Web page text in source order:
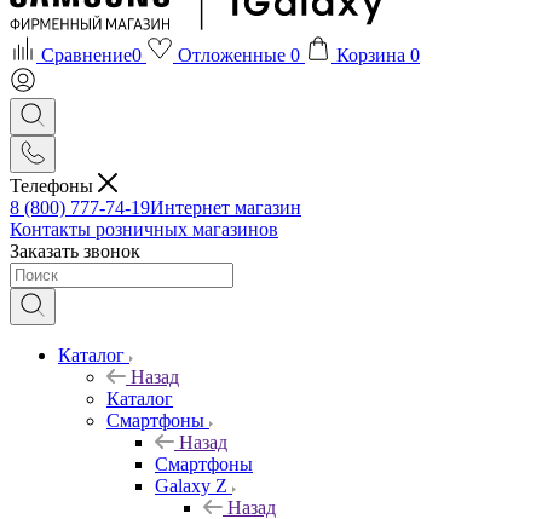
Сравнение0 Отложенные 0 Корзина 0
Телефоны
8 (800) 777-74-19Интернет магазин
Контакты розничных магазинов
Заказать звонок
Каталог
Назад
Каталог
Смартфоны
Назад
Смартфоны
Galaxy Z
Назад